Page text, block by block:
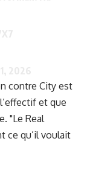
contre City est
et que
"Le Real
ce qu’il voulait